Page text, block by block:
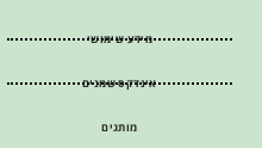
מידע שימושי
אינדקס שמנים
מותגים